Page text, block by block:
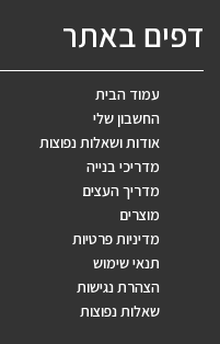
דפים באתר
עמוד הבית
החשבון שלי
אודות ושאלות נפוצות
מדריכי בנייה
מדריך העצים
מוצרים
מדיניות פרטיות
תנאי שימוש
הצהרת נגישות
שאלות נפוצות